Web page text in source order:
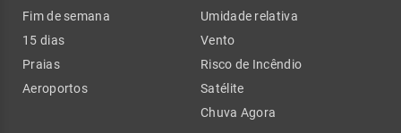
Fim de semana
15 dias
Praias
Aeroportos
Umidade relativa
Vento
Risco de Incêndio
Satélite
Chuva Agora